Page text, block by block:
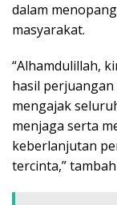
dalam
masyarakat.
“Alhamdulillah,
hasil
mengajak
menjaga serta
keberlanjutan
tercinta,”